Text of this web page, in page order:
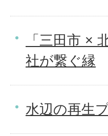
「三田市 ×
社が繋ぐ縁
水辺の再生